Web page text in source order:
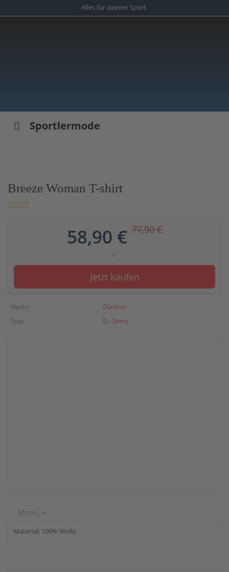
to
Alles für deinen Sport.
Sportlermode
Breeze Woman T-shirt
58,90 €77,90 €
*
Jetzt kaufen
Marke
Outdoor
Type
D - Shirts
Menu
Material: 100% Wolle